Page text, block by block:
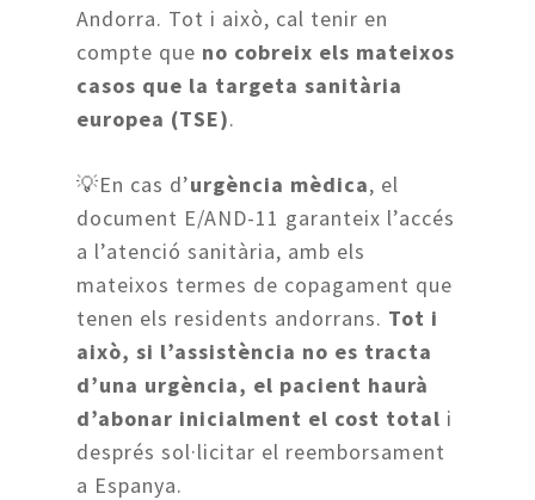
Andorra. Tot i això, cal tenir en
compte que no cobreix els mateixos
casos que la targeta sanitària
europea (TSE).
💡En cas d’urgència mèdica, el
document E/AND-11 garanteix l’accés
a l’atenció sanitària, amb els
mateixos termes de copagament que
tenen els residents andorrans. Tot i
això, si l’assistència no es tracta
d’una urgència, el pacient haurà
d’abonar inicialment el cost total i
després sol·licitar el reemborsament
a Espanya.